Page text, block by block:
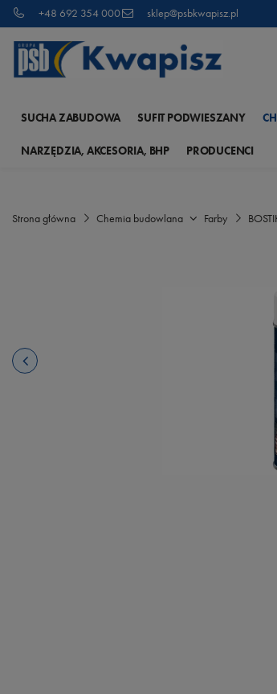
+48 692 354 000 sklep@psbkwapisz.pl
SUCHA ZABUDOWA SUFIT PODWIESZANY
NARZĘDZIA, AKCESORIA, BHP PRODUCENCI
Strona główna Chemia budowlana Farby